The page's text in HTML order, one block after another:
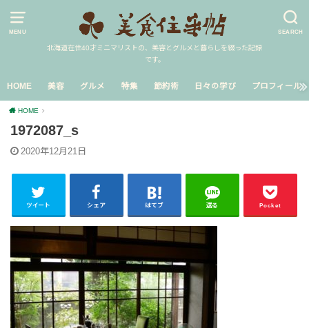
MENU SEARCH
北海道在住40才ミニマリストの、美容とグルメと暮らしを綴った記録
です。
HOME 美容 グルメ 特集 節約術 日々の学び プロフィール
HOME
1972087_s
2020年12月21日
ツイート シェア はてブ 送る Pocket